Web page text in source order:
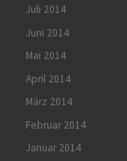
Juli 2014
Juni 2014
Mai 2014
April 2014
März 2014
Februar 2014
Januar 2014